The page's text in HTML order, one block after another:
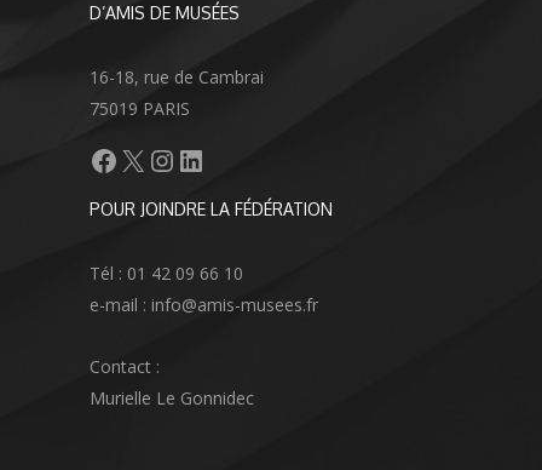
D’AMIS DE MUSÉES
16-18, rue de Cambrai
75019 PARIS
Facebook
X Instagram
LinkedIn
POUR JOINDRE LA FÉDÉRATION
Tél : 01 42 09 66 10
e-mail : info@amis-musees.fr
Contact :
Murielle Le Gonnidec